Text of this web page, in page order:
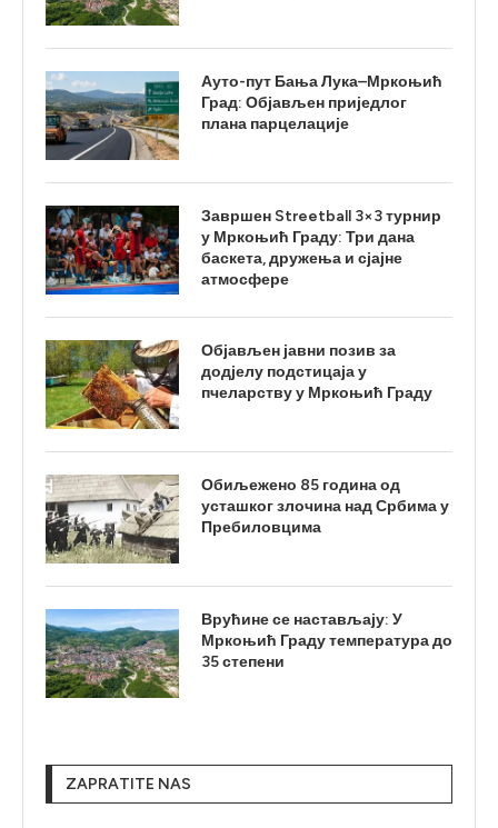
Ауто-пут Бања Лука–Мркоњић
Град: Објављен приједлог
плана парцелације
Завршен Streetball 3×3 турнир
у Мркоњић Граду: Три дана
баскета, дружења и сјајне
атмосфере
Објављен јавни позив за
додјелу подстицаја у
пчеларству у Мркоњић Граду
Обиљежено 85 година од
усташког злочина над Србима у
Пребиловцима
Врућине се настављају: У
Мркоњић Граду температура до
35 степени
ZAPRATITE NAS